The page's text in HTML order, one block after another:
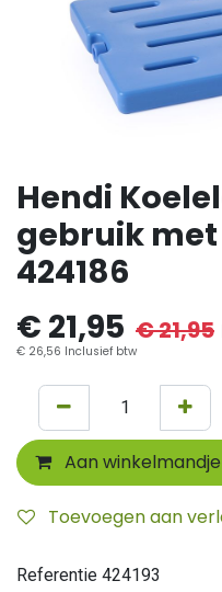
Hendi
gebruik
424186
€ 21,95 €21,95
€ 26,56 Inclusief btw
Aan
Toevoegen aan
Referentie 424193